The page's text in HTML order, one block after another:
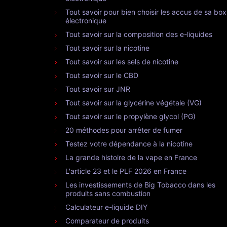
Tout savoir pour bien choisir les accus de sa box
électronique
Tout savoir sur la composition des e-liquides
Tout savoir sur la nicotine
Tout savoir sur les sels de nicotine
Tout savoir sur le CBD
Tout savoir sur JNR
Tout savoir sur la glycérine végétale (VG)
Tout savoir sur le propylène glycol (PG)
20 méthodes pour arrêter de fumer
Testez votre dépendance à la nicotine
La grande histoire de la vape en France
L'article 23 et le PLF 2026 en France
Les investissements de Big Tobacco dans les
produits sans combustion
Calculateur e-liquide DIY
Comparateur de produits